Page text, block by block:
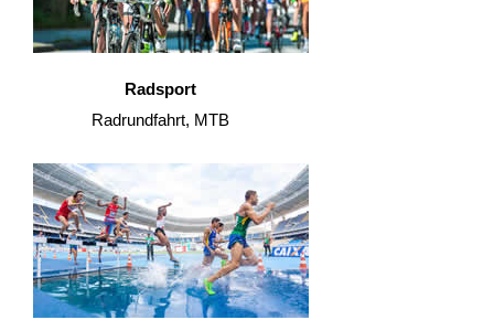
Radsport
Radrundfahrt, MTB